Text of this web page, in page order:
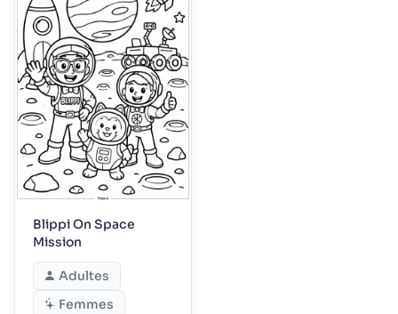
Blippi On Space
Mission
Adultes
Femmes